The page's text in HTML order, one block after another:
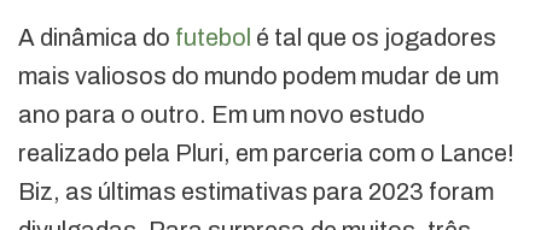
A dinâmica do futebol é tal que os jogadores
mais valiosos do mundo podem mudar de um
ano para o outro. Em um novo estudo
realizado pela Pluri, em parceria com o Lance!
Biz, as últimas estimativas para 2023 foram